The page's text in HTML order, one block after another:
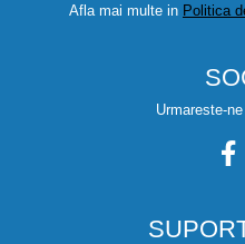
Afla mai multe in Politica
Urmareste-